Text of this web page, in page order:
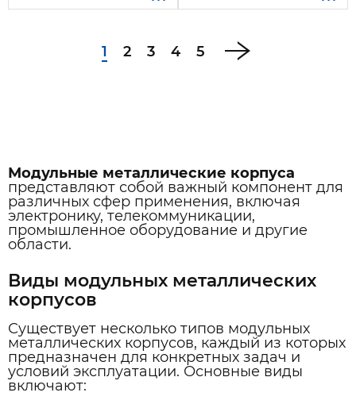
1 2 3 4 5
Модульные металлические корпуса
представляют собой важный компонент для
различных сфер применения, включая
электронику, телекоммуникации,
промышленное оборудование и другие
области.
Виды модульных металлических
корпусов
Существует несколько типов модульных
металлических корпусов, каждый из которых
предназначен для конкретных задач и
условий эксплуатации. Основные виды
включают: